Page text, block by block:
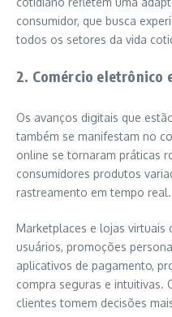
consumidor, que busca
todos os setores da vida
2. Comércio eletrônico
Os avanços digitais que
também se manifestam no
online se tornaram práticas
consumidores produtos
rastreamento em tempo real.
Marketplaces e lojas virtuais
usuários, promoções
aplicativos de pagamento,
compra seguras e intuitivas.
clientes tomem decisões